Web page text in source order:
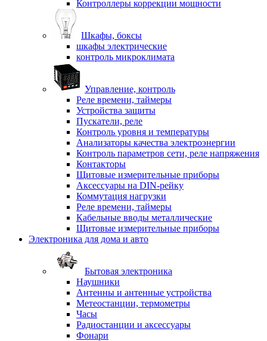
Контроллеры коррекции мощности
Шкафы, боксы
шкафы электрические
контроль микроклимата
Управление, контроль
Реле времени, таймеры
Устройства защиты
Пускатели, реле
Контроль уровня и температуры
Анализаторы качества электроэнергии
Контроль параметров сети, реле напряжения
Контакторы
Щитовые измерительные приборы
Аксессуары на DIN-рейку
Коммутация нагрузки
Реле времени, таймеры
Кабельные вводы металлические
Щитовые измерительные приборы
Электроника для дома и авто
Бытовая электроника
Наушники
Антенны и антенные устройства
Метеостанции, термометры
Часы
Радиостанции и аксессуары
Фонари